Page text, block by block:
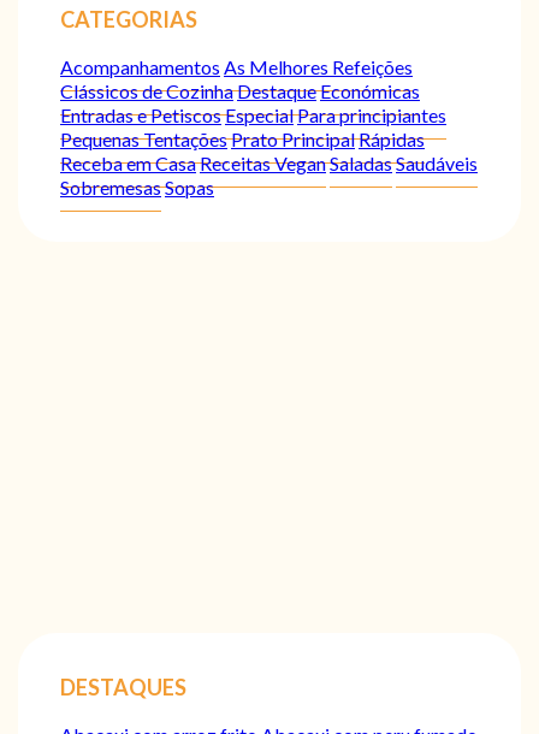
CATEGORIAS
Acompanhamentos As Melhores Refeições
Clássicos de CozinhaDestaqueEconómicas
Entradas e PetiscosEspecialPara principiantes
Pequenas TentaçõesPrato PrincipalRápidas
Receba em CasaReceitas VeganSaladasSaudáveis
SobremesasSopas
DESTAQUES